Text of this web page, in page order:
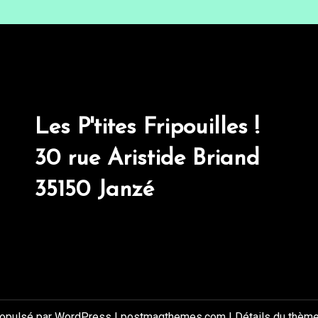
Les P'tites Fripouilles !
30 rue Aristide Briand
35150 Janzé